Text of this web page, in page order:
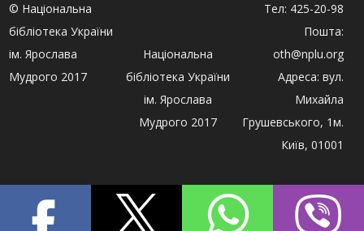
© Національна
бібліотека України
ім. Ярослава
Мудрого 2017
Національна
бібліотека України
ім. Ярослава
Мудрого 2017
Тел: 425-20-98
Пошта:
oth@nplu.org
Адреса: вул.
Михайла
Грушевського, 1м.
Київ, 01001